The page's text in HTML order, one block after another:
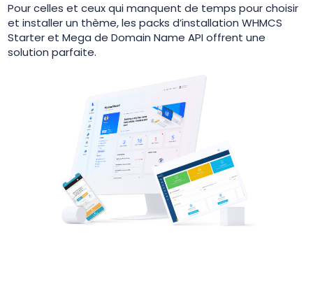
Pour celles et ceux qui manquent de temps pour choisir
et installer un thème, les packs d’installation WHMCS
Starter et Mega de Domain Name API offrent une
solution parfaite.